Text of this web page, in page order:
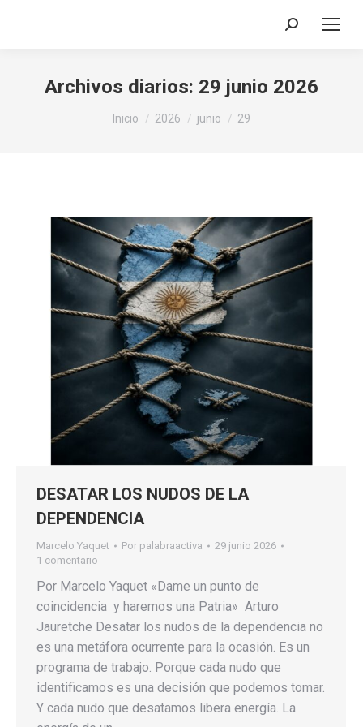
Buscar:
Archivos diarios: 29 junio 2026
Estás aquí:
Inicio 2026 junio 29
DESATAR LOS NUDOS DE LA
DEPENDENCIA
Marcelo Yaquet Por palabraactiva
29 junio 2026
1 comentario
Por Marcelo Yaquet «Dame un punto de
coincidencia y haremos una Patria» Arturo
Jauretche Desatar los nudos de la dependencia no
es una metáfora ocurrente para la ocasión. Es un
programa de trabajo. Porque cada nudo que
identificamos es una decisión que podemos tomar.
Y cada nudo que desatamos libera energía. La